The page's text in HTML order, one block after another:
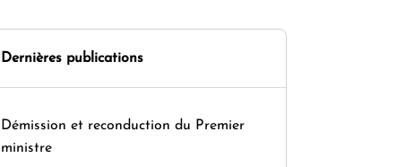
Dernières publications
Démission et reconduction du Premier
ministre